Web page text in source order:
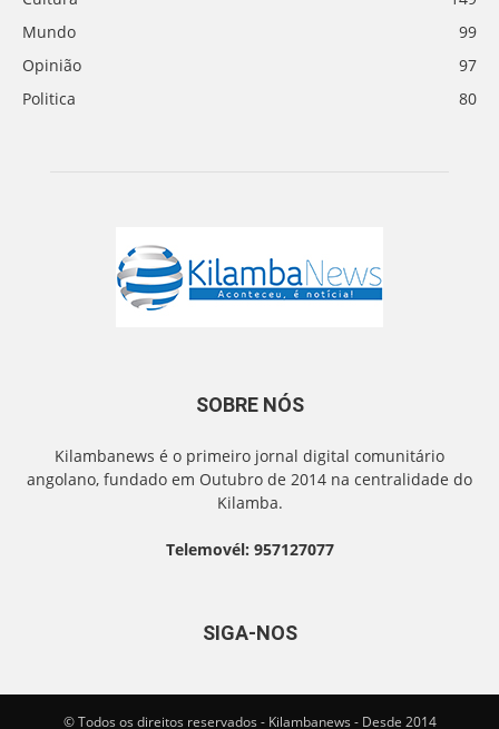
Mundo
99
Opinião
97
Politica
80
SOBRE NÓS
Kilambanews é o primeiro jornal digital comunitário
angolano, fundado em Outubro de 2014 na centralidade do
Kilamba.
Telemovél: 957127077
SIGA-NOS
© Todos os direitos reservados - Kilambanews - Desde 2014